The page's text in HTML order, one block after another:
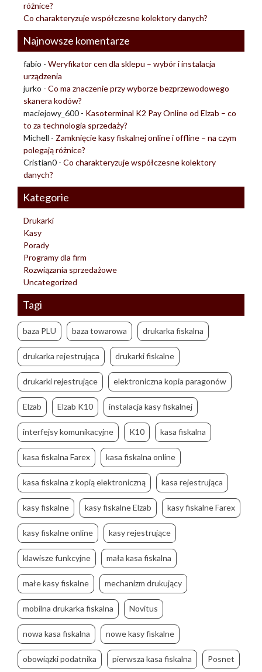
różnice?
Co charakteryzuje współczesne kolektory danych?
Najnowsze komentarze
fabio - Weryfikator cen dla sklepu – wybór i instalacja
urządzenia
jurko - Co ma znaczenie przy wyborze bezprzewodowego
skanera kodów?
maciejowy_600 - Kasoterminal K2 Pay Online od Elzab – co
to za technologia sprzedaży?
Michell - Zamknięcie kasy fiskalnej online i offline – na czym
polegają różnice?
Cristian0 - Co charakteryzuje współczesne kolektory
danych?
Kategorie
Drukarki
Kasy
Porady
Programy dla firm
Rozwiązania sprzedażowe
Uncategorized
Tagi
baza PLU baza towarowa drukarka fiskalna
drukarka rejestrująca drukarki fiskalne
drukarki rejestrujące elektroniczna kopia paragonów
Elzab Elzab K10 instalacja kasy fiskalnej
interfejsy komunikacyjne K10 kasa fiskalna
kasa fiskalna Farex kasa fiskalna online
kasa fiskalna z kopią elektroniczną kasa rejestrująca
kasy fiskalne kasy fiskalne Elzab kasy fiskalne Farex
kasy fiskalne online kasy rejestrujące
klawisze funkcyjne mała kasa fiskalna
małe kasy fiskalne mechanizm drukujący
mobilna drukarka fiskalna Novitus
nowa kasa fiskalna nowe kasy fiskalne
obowiązki podatnika pierwsza kasa fiskalna Posnet